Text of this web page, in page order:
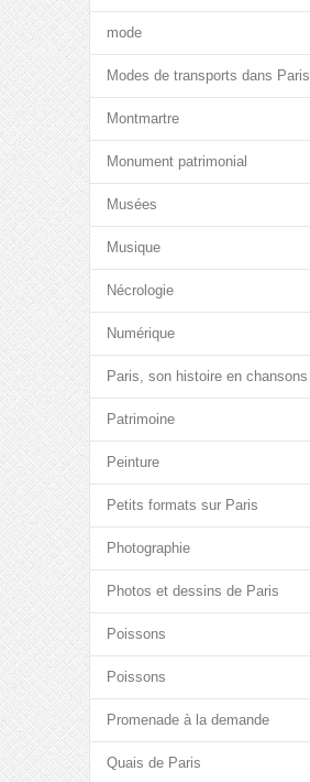
mode
Modes de transports dans Paris
Montmartre
Monument patrimonial
Musées
Musique
Nécrologie
Numérique
Paris, son histoire en chansons
Patrimoine
Peinture
Petits formats sur Paris
Photographie
Photos et dessins de Paris
Poissons
Poissons
Promenade à la demande
Quais de Paris